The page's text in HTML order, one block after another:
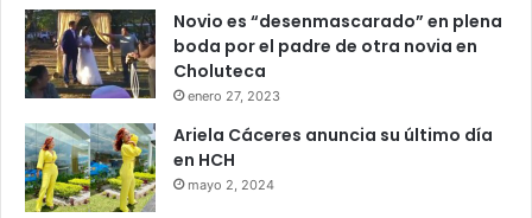
Novio es “desenmascarado” en plena
boda por el padre de otra novia en
Choluteca
enero 27, 2023
Ariela Cáceres anuncia su último día
en HCH
mayo 2, 2024